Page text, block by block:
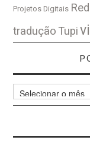
Projetos Digitais
tradução Tupi
Posts
Anteriores